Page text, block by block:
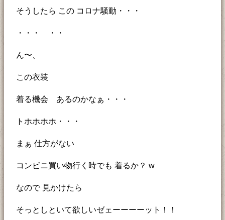
そうしたら この コロナ騒動・・・
・・・ ・・
ん〜、
この衣装
着る機会 あるのかなぁ・・・
トホホホホ・・・
まぁ 仕方がない
コンビニ買い物行く時でも 着るか？ w
なので 見かけたら
そっとしといて欲しいゼェーーーーット！！